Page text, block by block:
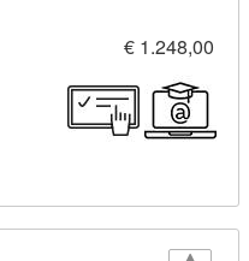
€ 1.248,00